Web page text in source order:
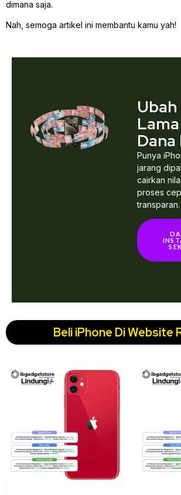
dimana saja.
Nah, semoga artikel ini membantu kamu yah!
Punya
jarang
cairkan
proses
transparan.
Beli iPhone Di Website